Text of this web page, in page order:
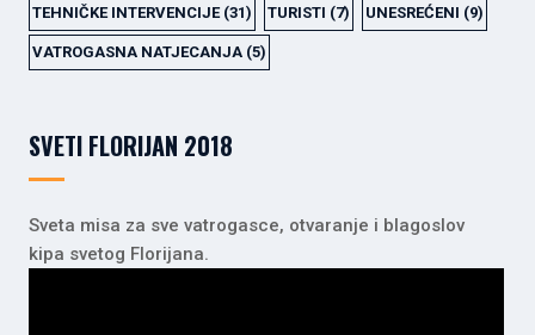
TEHNIČKE INTERVENCIJE(31) TURISTI (7) UNESREĆENI (9)
VATROGASNA NATJECANJA (5)
SVETI FLORIJAN 2018
Sveta misa za sve vatrogasce, otvaranje i blagoslov
kipa svetog Florijana.